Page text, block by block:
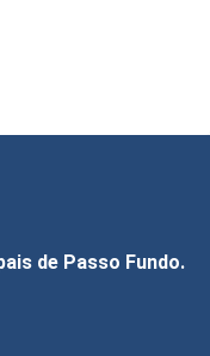
de Passo Fundo.